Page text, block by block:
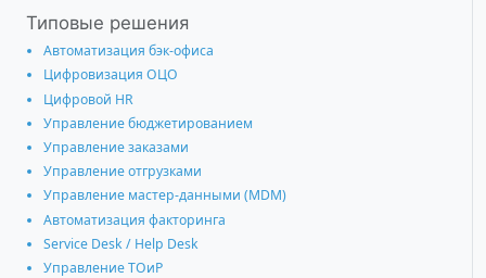
Типовые решения
Автоматизация бэк-офиса
Цифровизация ОЦО
Цифровой HR
Управление бюджетированием
Управление заказами
Управление отгрузками
Управление мастер-данными (MDM)
Автоматизация факторинга
Service Desk / Help Desk
Управление ТОиР